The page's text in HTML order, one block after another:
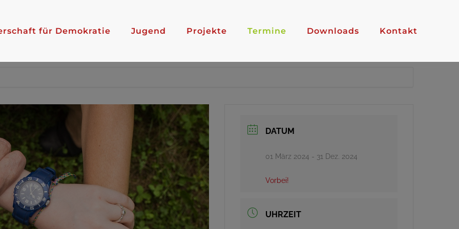
für Demokratie Jugend Projekte Termine Downloads Kontakt
DATUM
01 März 2024 - 31 Dez. 2024
Vorbei!
UHRZEIT